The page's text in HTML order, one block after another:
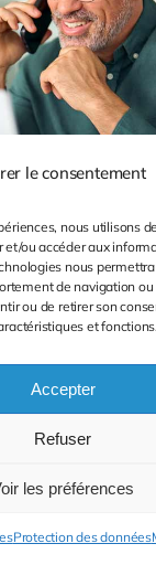
le consentement
nous utilisons
et/ou accéder aux
nous
de navigation ou
ou de retirer son
et fonctions.
Accepter
Refuser
les préférences
Protection des données
propreté de
locaux ?